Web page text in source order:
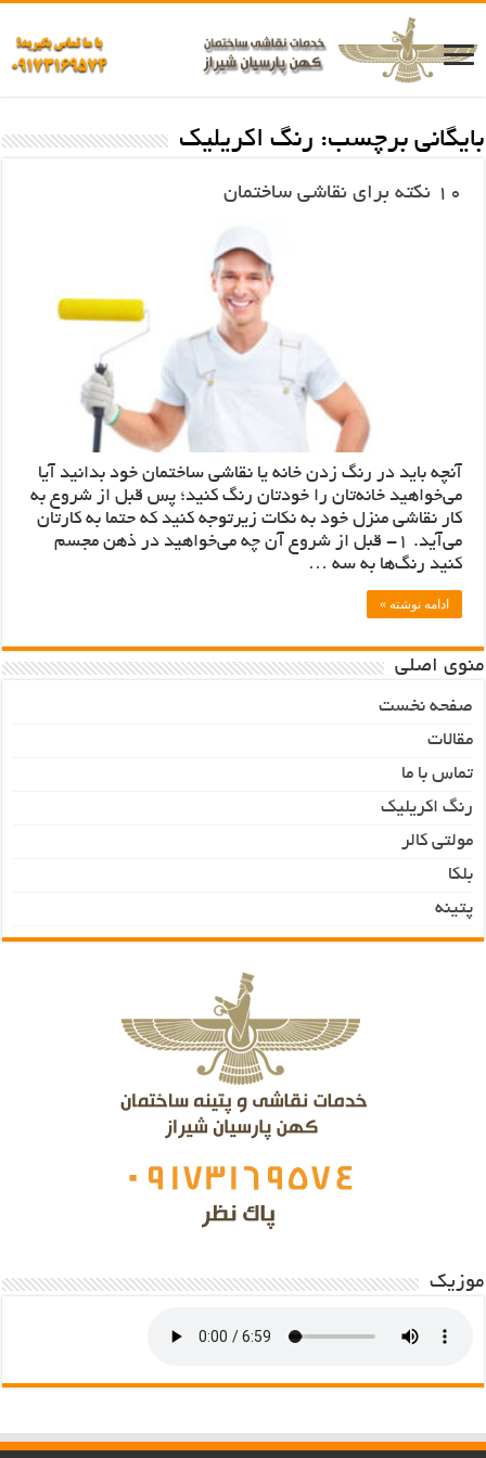
بایگانی برچسب: رنگ اکریلیک
10 نکته برای نقاشی ساختمان
آنچه باید در رنگ زدن خانه یا نقاشی ساختمان خود بدانید آیا
می‌خواهید خانه‌تان را خودتان رنگ کنید؛ پس قبل از شروع به
کار نقاشی منزل خود به نکات زیرتوجه کنید که حتما به کارتان
می‌آید. 1- قبل از شروع آن چه می‌خواهید در ذهن مجسم
کنید رنگ‌ها به سه …
ادامه نوشته »
منوی اصلی
صفحه نخست
مقالات
تماس با ما
رنگ اکریلیک
مولتی کالر
بلکا
پتینه
موزیک